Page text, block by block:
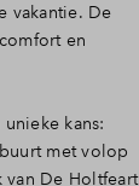
vakantie. De
en
kans:
met volop
van De Holtfeart